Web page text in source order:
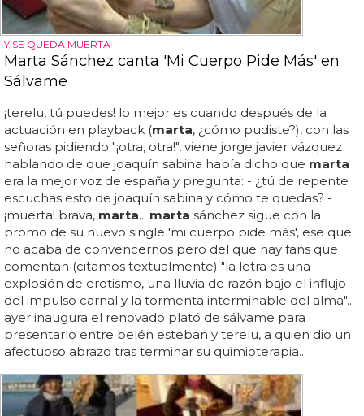
Y SE QUEDA MUERTA
Marta Sánchez canta 'Mi Cuerpo Pide Más' en
Sálvame
¡terelu, tú puedes! lo mejor es cuando después de la
actuación en playback (marta, ¿cómo pudiste?), con las
señoras pidiendo "¡otra, otra!", viene jorge javier vázquez
hablando de que joaquín sabina había dicho que marta
era la mejor voz de españa y pregunta: - ¿tú de repente
escuchas esto de joaquín sabina y cómo te quedas? -
¡muerta! brava, marta... marta sánchez sigue con la
promo de su nuevo single 'mi cuerpo pide más', ese que
no acaba de convencernos pero del que hay fans que
comentan (citamos textualmente) "la letra es una
explosión de erotismo, una lluvia de razón bajo el influjo
del impulso carnal y la tormenta interminable del alma"...
ayer inaugura el renovado plató de sálvame para
presentarlo entre belén esteban y terelu, a quien dio un
afectuoso abrazo tras terminar su quimioterapia...